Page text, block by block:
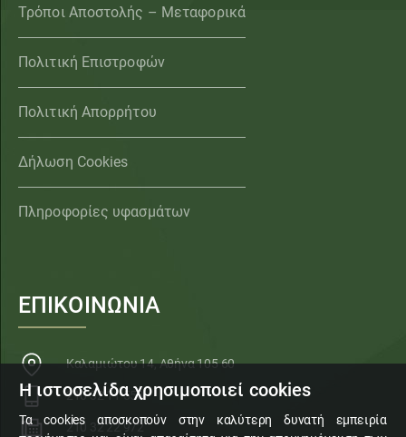
Τρόποι Αποστολής – Μεταφορικά
Πολιτική Επιστροφών
Πολιτική Απορρήτου
Δήλωση Cookies
Πληροφορίες υφασμάτων
ΕΠΙΚΟΙΝΩΝΙΑ
Καλαμιώτου 14, Αθήνα 105 60
210 32 11 553
210 32 22 972
Η ιστοσελίδα χρησιμοποιεί cookies
Τα cookies αποσκοπούν στην καλύτερη δυνατή εμπειρία